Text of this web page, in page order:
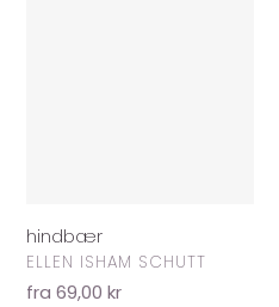
hindbær
FORHANDLER
ELLEN ISHAM SCHUTT
Normalpris
fra 69,00 kr